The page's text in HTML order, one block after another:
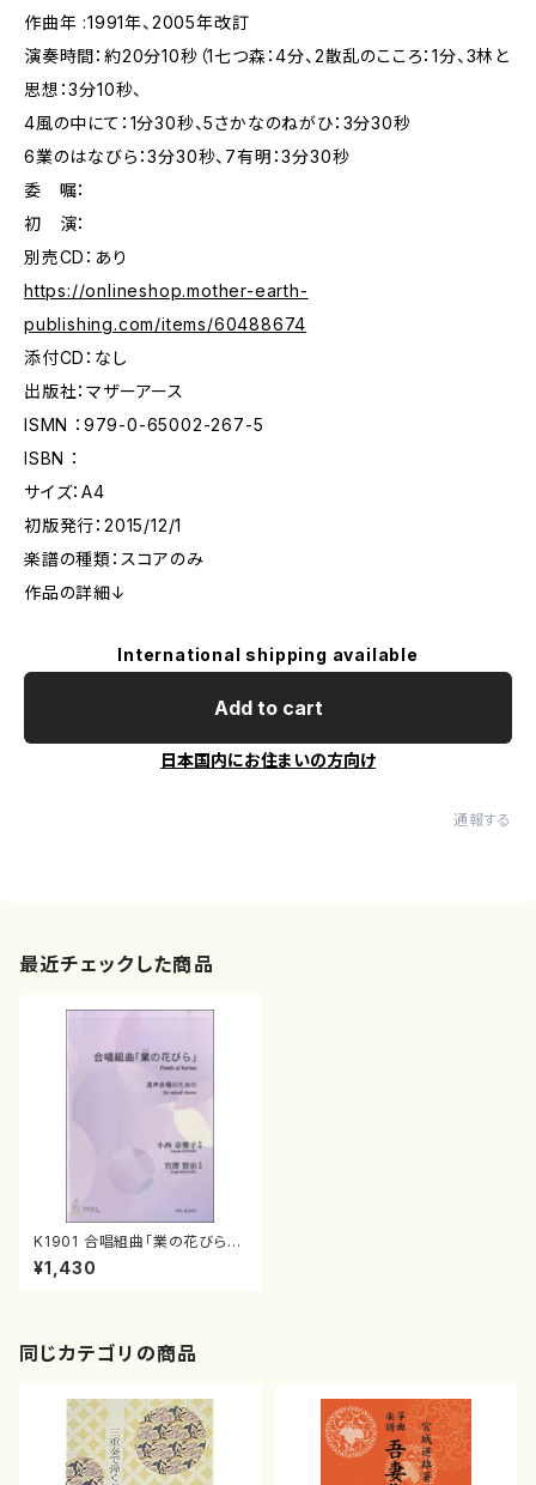
作曲年 :1991年、2005年改訂
演奏時間：約20分10秒（1七つ森：4分、2散乱のこころ：1分、3林と
思想：3分10秒、
4風の中にて：1分30秒、5さかなのねがひ：3分30秒
6業のはなびら：3分30秒、7有明：3分30秒
委 嘱：
初 演：
別売CD：あり
https://onlineshop.mother-earth-
publishing.com/items/60488674
添付CD：なし
出版社：マザーアース
ISMN ：979-0-65002-267-5
ISBN ：
サイズ：A4
初版発行：2015/12/1
楽譜の種類：スコアのみ
作品の詳細↓
International shipping available
Add to cart
日本国内にお住まいの方向け
通報する
最近チェックした商品
K1901 合唱組曲「業の花びら」
（混声合唱，ピアノ/夏田昌和/楽
譜）
¥1,430
同じカテゴリの商品